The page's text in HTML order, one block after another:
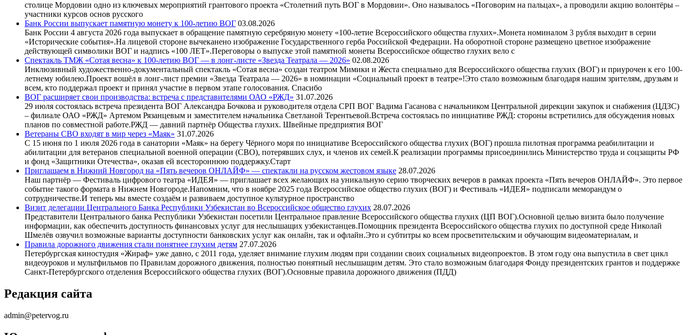
столице Мордовии одно из ключевых мероприятий грантового проекта «Столетний путь ВОГ в Мордовии». Оно называлось «Поговорим на пальцах», а проводили акцию волонтёры –
участники курсов основ русского
Банк России выпускает памятную монету к 100-летию ВОГ 03.08.2026
Банк России 4 августа 2026 года выпускает в обращение памятную серебряную монету «100-летие Всероссийского общества глухих».Монета номиналом 3 рубля выходит в серии
«Исторические события».На лицевой стороне вычеканено изображение Государственного герба Российской Федерации. На оборотной стороне размещено цветное изображение
действующей символики ВОГ и надпись «100 ЛЕТ».Переговоры о выпуске этой памятной монеты Всероссийское общество глухих вело с
Спектакль ТМЖ «Сотая весна» к 100-летию ВОГ — в лонг-листе «Звезда Театрала — 2026» 02.08.2026
Инклюзивный художественно-документальный спектакль «Сотая весна» создан театром Мимики и Жеста специально для Всероссийского общества глухих (ВОГ) и приурочен к его 100-
летнему юбилею.Проект вошёл в лонг-лист премии «Звезда Театрала — 2026» в номинации «Социальный проект в театре»!Это стало возможным благодаря нашим зрителям, друзьям и
всем, кто поддержал проект и принял участие в первом этапе голосования. Спасибо
ВОГ расширяет свои производства: встреча с представителями ОАО «РЖД» 31.07.2026
29 июля состоялась встреча президента ВОГ Александра Бочкова и руководителя отдела СРП ВОГ Вадима Гасанова с начальником Центральной дирекции закупок и снабжения (ЦДЗС)
– филиале ОАО «РЖД» Артемом Рязанцевым и заместителем начальника Светланой Терентьевой.Встреча состоялась по инициативе РЖД: стороны встретились для обсуждения новых
планов по совместной работе.РЖД — давний партнёр Общества глухих. Швейные предприятия ВОГ
Ветераны СВО входят в мир через «Маяк» 31.07.2026
С 15 июня по 1 июля 2026 года в санатории «Маяк» на берегу Чёрного моря по инициативе Всероссийского общества глухих (ВОГ) прошла пилотная программа реабилитации и
абилитации для ветеранов специальной военной операции (СВО), потерявших слух, и членов их семей.К реализации программы присоединились Министерство труда и соцзащиты РФ
и фонд «Защитники Отечества», оказав ей всестороннюю поддержку.Старт
Приглашаем в Нижний Новгород на «Пять вечеров ОНЛАЙФ» — спектакли на русском жестовом языке 28.07.2026
Наш партнёр — Фестиваль цифрового театра «ИДЕЯ» — приглашает всех желающих на уникальную серию творческих вечеров в рамках проекта «Пять вечеров ОНЛАЙФ». Это первое
событие такого формата в Нижнем Новгороде.Напомним, что в ноябре 2025 года Всероссийское общество глухих (ВОГ) и Фестиваль «ИДЕЯ» подписали меморандум о
сотрудничестве.И теперь мы вместе создаём и развиваем доступное культурное пространство
Визит делегации Центрального Банка Республики Узбекистан во Всероссийское общество глухих 28.07.2026
Представители Центрального банка Республики Узбекистан посетили Центральное правление Всероссийского общества глухих (ЦП ВОГ).Основной целью визита было получение
информации, как обеспечить доступность финансовых услуг для неслышащих узбекистанцев.Помощник президента Всероссийского общества глухих по доступной среде Николай
Шмелёв озвучил возможные варианты доступности банковских услуг как онлайн, так и офлайн.Это и субтитры ко всем просветительским и обучающим видеоматериалам, и
Правила дорожного движения стали понятнее глухим детям 27.07.2026
Петербургская киностудия «Жираф» уже давно, с 2011 года, уделяет внимание глухим людям при создании своих социальных видеопроектов. В этом году она выпустила в свет цикл
видеоуроков и мультфильмов по Правилам дорожного движения, полностью понятный неслышащим детям. Это стало возможным благодаря Фонду президентских грантов и поддержке
Санкт-Петербургского отделения Всероссийского общества глухих (ВОГ).Основные правила дорожного движения (ПДД)
Редакция сайта
admin@petervog.ru